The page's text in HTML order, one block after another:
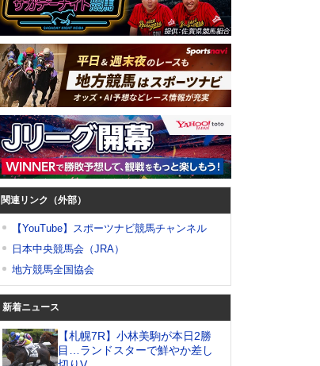
関連リンク（外部）
【YouTube】スポーツナビ競馬チャンネル
日本中央競馬会（JRA）
地方競馬全国協会
新着ニュース
【札幌7R】小林美駒が本日2勝
目…ランドスターで鮮やか差し